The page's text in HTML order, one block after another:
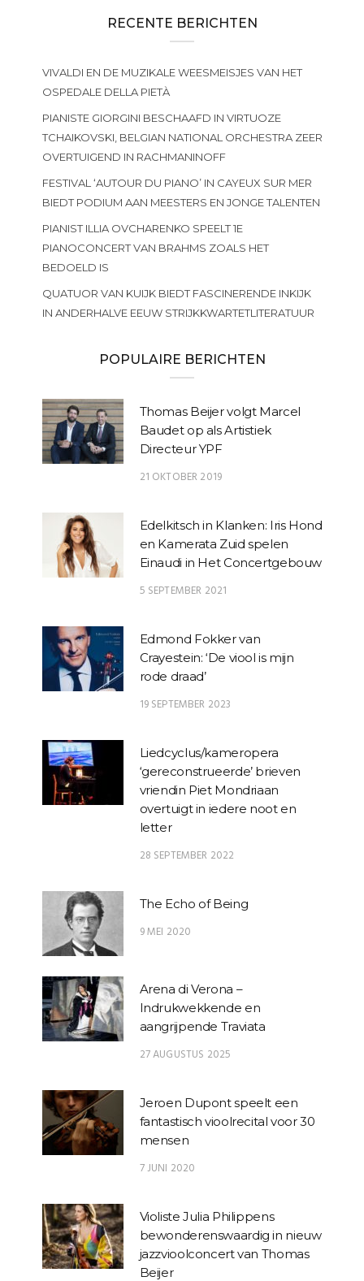
RECENTE BERICHTEN
VIVALDI EN DE MUZIKALE WEESMEISJES VAN HET
OSPEDALE DELLA PIETÀ
PIANISTE GIORGINI BESCHAAFD IN VIRTUOZE
TCHAIKOVSKI, BELGIAN NATIONAL ORCHESTRA ZEER
OVERTUIGEND IN RACHMANINOFF
FESTIVAL ‘AUTOUR DU PIANO’ IN CAYEUX SUR MER
BIEDT PODIUM AAN MEESTERS EN JONGE TALENTEN
PIANIST ILLIA OVCHARENKO SPEELT 1E
PIANOCONCERT VAN BRAHMS ZOALS HET
BEDOELD IS
QUATUOR VAN KUIJK BIEDT FASCINERENDE INKIJK
IN ANDERHALVE EEUW STRIJKKWARTETLITERATUUR
POPULAIRE BERICHTEN
Thomas Beijer volgt Marcel
Baudet op als Artistiek
Directeur YPF
21 OKTOBER 2019
Edelkitsch in Klanken: Iris Hond
en Kamerata Zuid spelen
Einaudi in Het Concertgebouw
5 SEPTEMBER 2021
Edmond Fokker van
Crayestein: ‘De viool is mijn
rode draad’
19 SEPTEMBER 2023
Liedcyclus/kameropera
‘gereconstrueerde’ brieven
vriendin Piet Mondriaan
overtuigt in iedere noot en
letter
28 SEPTEMBER 2022
The Echo of Being
9 MEI 2020
Arena di Verona –
Indrukwekkende en
aangrijpende Traviata
27 AUGUSTUS 2025
Jeroen Dupont speelt een
fantastisch vioolrecital voor 30
mensen
7 JUNI 2020
Violiste Julia Philippens
bewonderenswaardig in nieuw
jazzvioolconcert van Thomas
Beijer